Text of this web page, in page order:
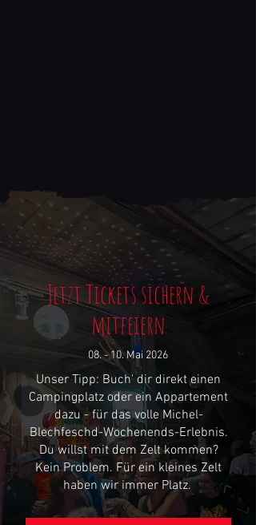
Jetzt Tickets sichern &
mitfeiern
08. - 10. Mai 2026
Unser Tipp: Buch' dir direkt einen
Campingplatz oder ein Appartement
dazu - für das volle Michel-
Blechfeschd-Wochenends-Erlebnis.
Du willst mit dem Zelt kommen?
Kein Problem. Für ein kleines Zelt
haben wir immer Platz.